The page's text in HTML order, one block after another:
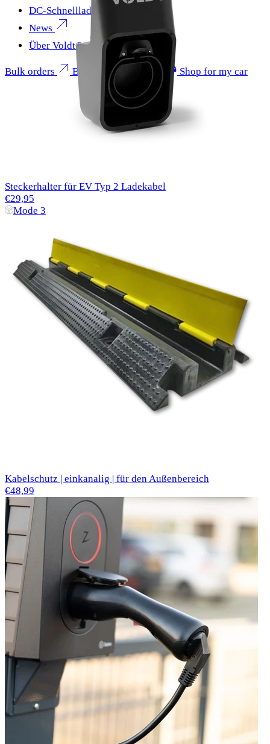
DC-Schnellladen
News
Über Voldt®
Bulk orders Become a partner Shop for my car
Steckerhalter für EV Typ 2 Ladekabel
€29,95
Mode 3
Kabelschutz | einkanalig | für den Außenbereich
€48,99